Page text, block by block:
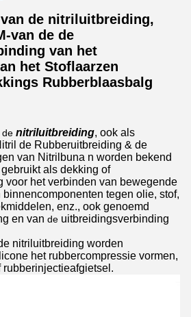
de nitriluitbreiding,
van de de
van het
het Stoflaarzen
Rubberblaasbalg
de nitriluitbreiding, ook als
de Rubberuitbreiding & de
van Nitrilbuna n worden bekend
als dekking of
voor het verbinden van bewegende
tegen olie, stof,
enz., ook genoemd
en van de uitbreidingsverbinding
nitriluitbreiding worden
het rubbercompressie vormen,